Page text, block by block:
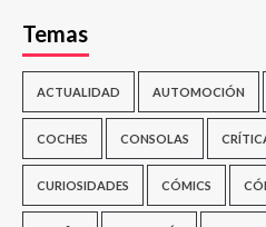
Temas
ACTUALIDAD AUTOMOCIÓN
COCHES CONSOLAS
CURIOSIDADES CÓMICS